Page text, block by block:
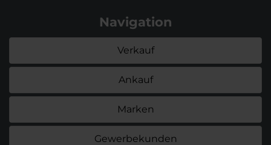
Navigation
Verkauf
Ankauf
Marken
Gewerbekunden